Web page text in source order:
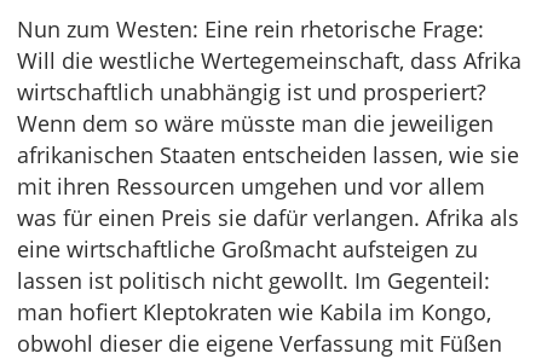
Nun zum Westen: Eine rein rhetorische Frage:
Will die westliche Wertegemeinschaft, dass Afrika
wirtschaftlich unabhängig ist und prosperiert?
Wenn dem so wäre müsste man die jeweiligen
afrikanischen Staaten entscheiden lassen, wie sie
mit ihren Ressourcen umgehen und vor allem
was für einen Preis sie dafür verlangen. Afrika als
eine wirtschaftliche Großmacht aufsteigen zu
lassen ist politisch nicht gewollt. Im Gegenteil:
man hofiert Kleptokraten wie Kabila im Kongo,
obwohl dieser die eigene Verfassung mit Füßen